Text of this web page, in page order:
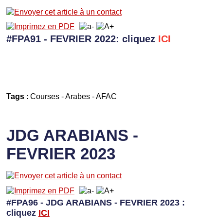
#FPA91 - FEVRIER 2022: cliquez ICI
Tags: Courses-Arabes-AFAC
JDG ARABIANS -
FEVRIER 2023
#FPA96 - JDG ARABIANS - FEVRIER 2023 :
cliquez ICI